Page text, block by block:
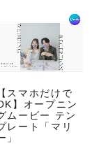
【スマホだけで
】オープニン
ムービー テン
レート「マリ
」